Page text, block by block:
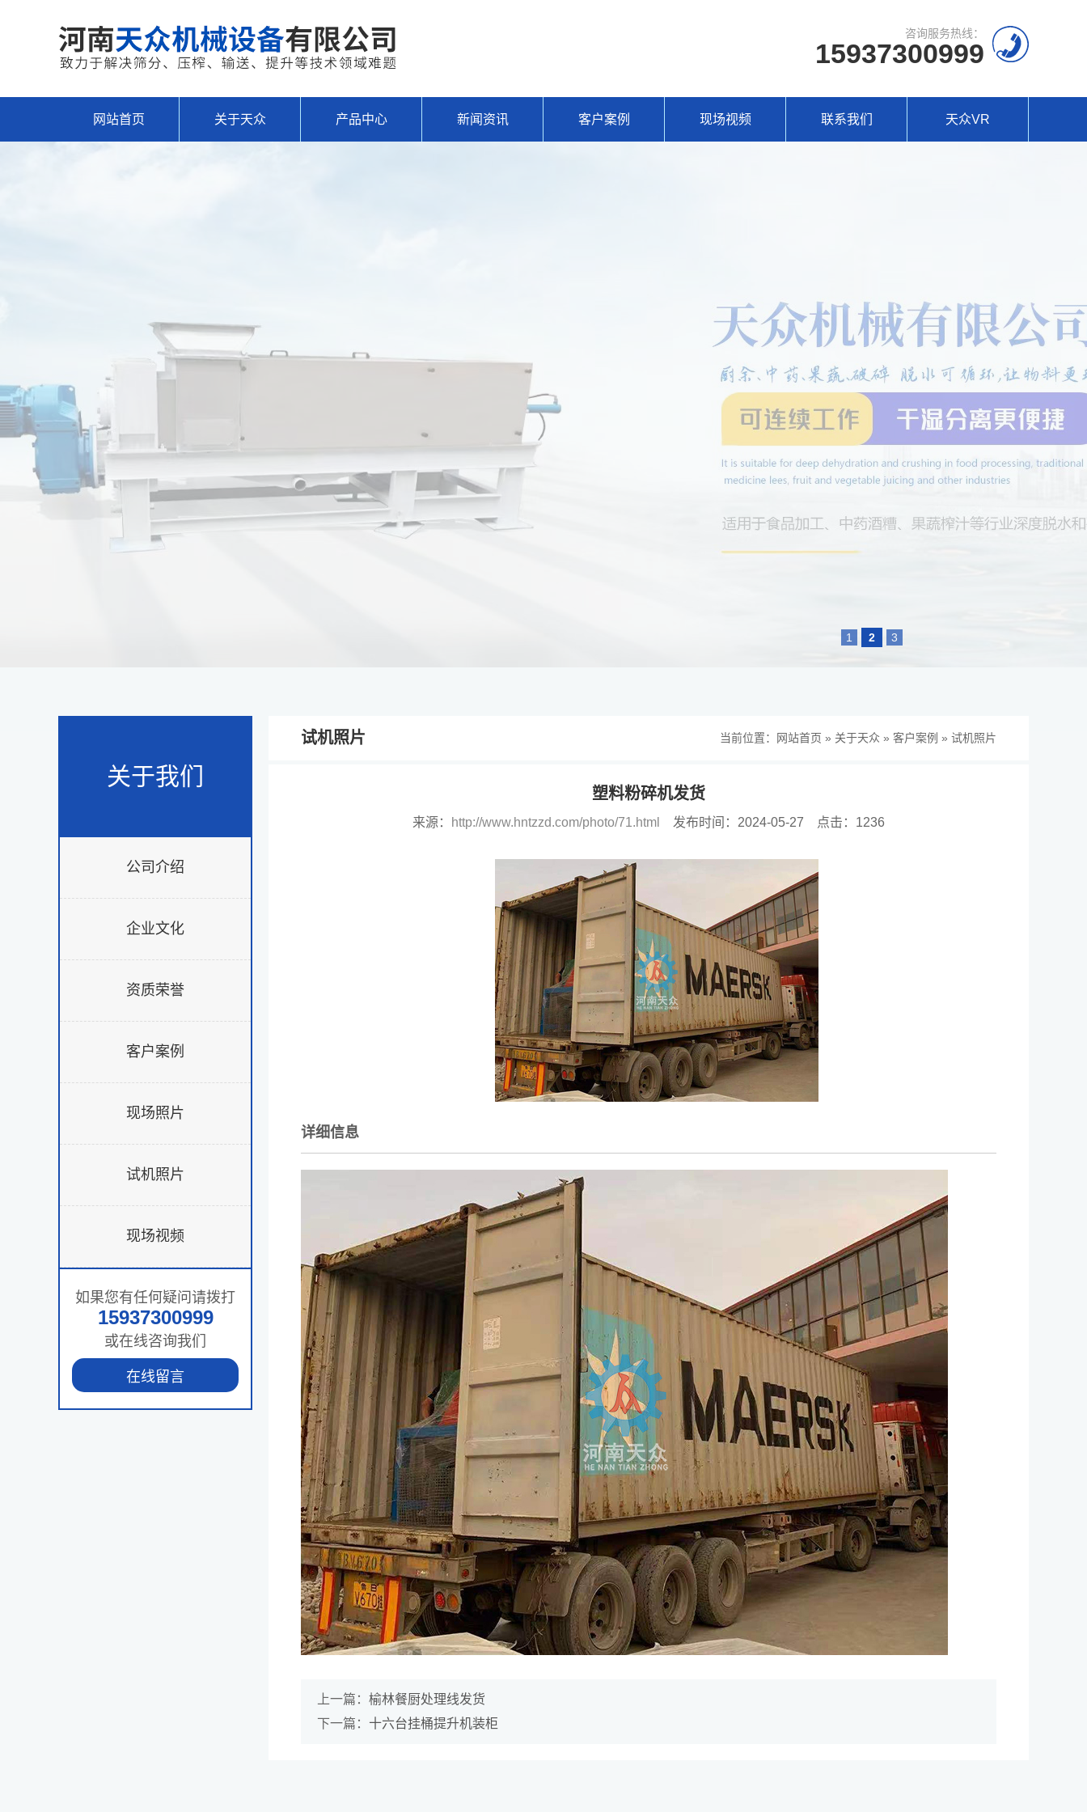
咨询服务热线：
15937300999
网站首页 关于天众 产品中心 新闻资讯 客户案例 现场视频 联系我们 天众VR
1 2 3
关于我们
公司介绍
企业文化
资质荣誉
客户案例
现场照片
试机照片
现场视频
如果您有任何疑问请拨打
15937300999
或在线咨询我们
在线留言
试机照片 当前位置： 网站首页 » 关于天众 » 客户案例 » 试机照片
塑料粉碎机发货
来源： http://www.hntzzd.com/photo/71.html 发布时间：2024-05-27 点击：1236
详细信息
上一篇： 榆林餐厨处理线发货
下一篇： 十六台挂桶提升机装柜